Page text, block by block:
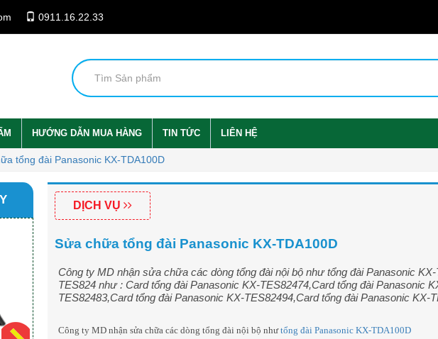
0911.16.22.33
HƯỚNG DẪN MUA HÀNG TIN TỨC LIÊN HỆ
tổng đài Panasonic KX-TDA100D
DỊCH VỤ
Sửa chữa tổng đài Panasonic KX-TDA100D
Công ty MD nhận sửa chữa các dòng tổng đài nội bộ như tổng đài Panasonic
TES824 như : Card tổng đài Panasonic KX-TES82474,Card tổng đài Panasonic
TES82483,Card tổng đài Panasonic KX-TES82494,Card tổng đài Panasonic KX-
Công ty MD nhận sửa chữa các dòng tổng đài nội bộ nhưtổng đài Panasonic KX-TDA100D